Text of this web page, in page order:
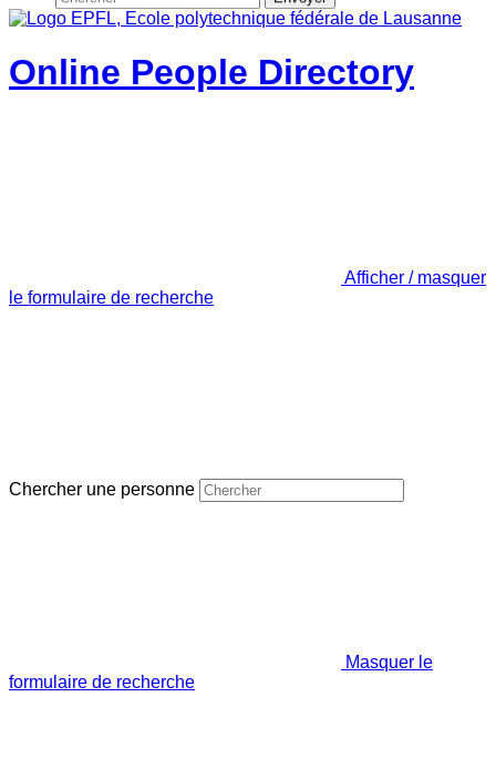
Online People Directory
Afficher / masquer
le formulaire de recherche
Chercher une personne
Masquer le
formulaire de recherche